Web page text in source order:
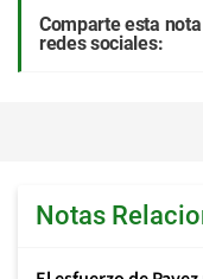
Comparte esta
redes sociales:
Notas